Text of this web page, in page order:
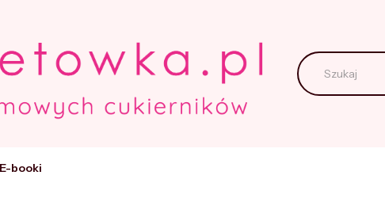
E-booki